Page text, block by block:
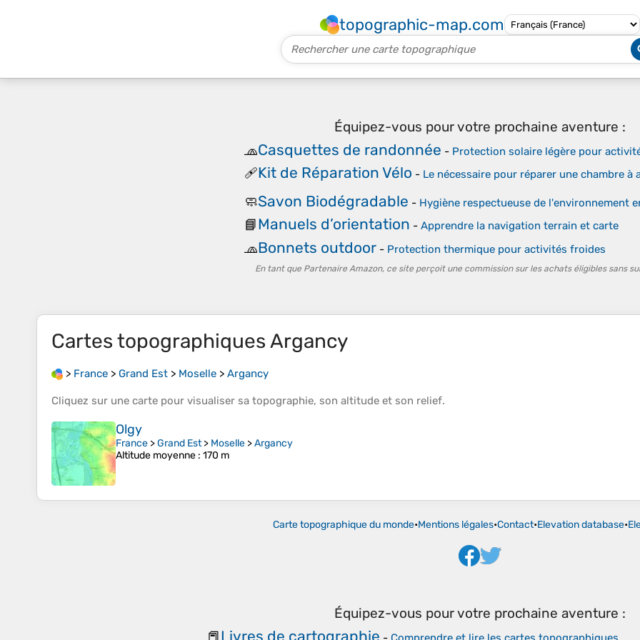
topographic-map.com
Équipez-vous pour votre prochaine aventure :
🧢Casquettes de randonnée - Protection solaire légère pour
🩹Kit de Réparation Vélo - Le nécessaire pour réparer une chambre à
🧼Savon Biodégradable - Hygiène respectueuse de l'environnement
📘Manuels d’orientation - Apprendre la navigation terrain et carte
🧢Bonnets outdoor - Protection thermique pour activités froides
En tant que Partenaire Amazon, ce site perçoit une commission sur les achats éligibles sans
Cartes topographiques Argancy
> France > Grand Est > Moselle > Argancy
Cliquez sur une carte pour visualiser sa topographie, son altitude et son relief.
Olgy
France >Grand Est> Moselle >Argancy
Altitude moyenne : 170 m
Carte topographique du monde•Mentions légales•Contact•Elevation database•
Équipez-vous pour votre prochaine aventure :
📕Livres de cartographie